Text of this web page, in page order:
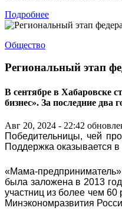
Подробнее
Общество
Региональный этап
В сентябре в Хабаровске
бизнес». За последние два
Авг 20, 2024 - 22:42
Победительницы, чей
Поддержка оказывается
«Мама-
была заложена в 2013
участниц из более чем
Минэкономразвития